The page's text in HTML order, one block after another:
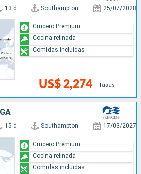
13 d Southampton 25/07/2028
US$ 2,274 +Tasas
Crucero Premium
Cocina refinada
Comidas incluidas
15 d Southampton 17/03/2027
Crucero Premium
Cocina refinada
Comidas incluidas